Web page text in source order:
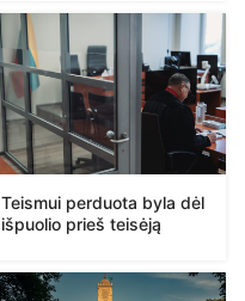
Teismui perduota byla dėl
išpuolio prieš teisėją